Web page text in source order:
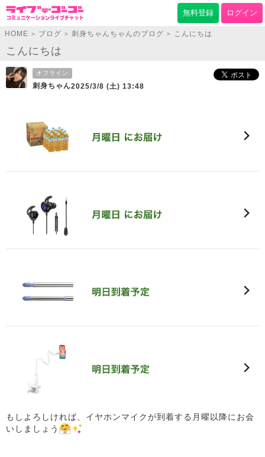
無料登録 ログイン
HOME > ブログ > 刺身ちゃんちゃんのブログ > こんにちは
こんにちは
オフライン
刺身ちゃん2025/3/8 (土) 13:48
もしよろしければ、イヤホンマイクが到着する月曜以降にお会
いしましょう